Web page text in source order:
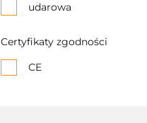
udarowa
Certyfikaty zgodności
CE